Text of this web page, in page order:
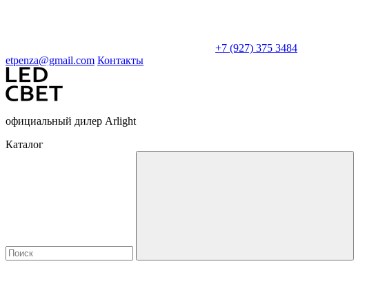
+7 (927) 375 3484
etpenza@gmail.com Контакты
официальный дилер Arlight
Каталог